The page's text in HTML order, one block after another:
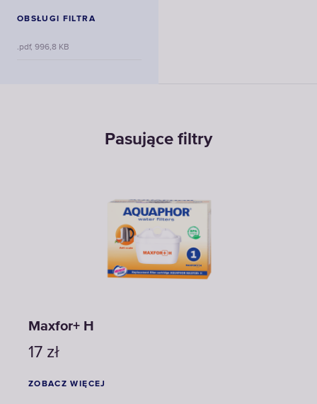
OBSŁUGI FILTRA
.pdf, 996,8 KB
Pasujące filtry
Maxfor+ H
17 zł
ZOBACZ WIĘCEJ